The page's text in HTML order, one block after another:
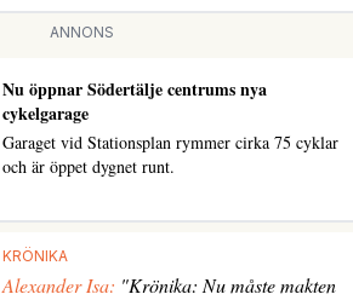
ANNONS
Nu öppnar Södertälje centrums nya
cykelgarage
Garaget vid Stationsplan rymmer cirka 75 cyklar
och är öppet dygnet runt.
KRÖNIKA
Alexander Isa: "Krönika: Nu måste makten